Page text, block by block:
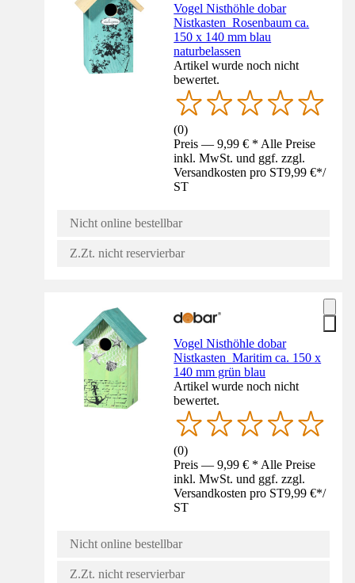
Vogel Nisthöhle dobar
Nistkasten Rosenbaum ca.
150 x 140 mm blau
naturbelassen
Artikel wurde noch nicht
bewertet.
(0)
Preis — 9,99 € * Alle Preise
inkl. MwSt. und ggf. zzgl.
Versandkosten pro ST9,99 €*/
ST
Nicht online bestellbar
Z.Zt. nicht reservierbar
Vogel Nisthöhle dobar
Nistkasten Maritim ca. 150 x
140 mm grün blau
Artikel wurde noch nicht
bewertet.
(0)
Preis — 9,99 € * Alle Preise
inkl. MwSt. und ggf. zzgl.
Versandkosten pro ST9,99 €*/
ST
Nicht online bestellbar
Z.Zt. nicht reservierbar